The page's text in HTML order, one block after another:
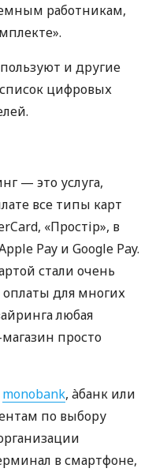
работникам,
и другие
цифровых
— это услуга,
все типы карт
«Простір», в
Pay и Google Pay.
стали очень
для многих
любая
просто
monobank, àбанк или
по выбору
в смартфоне,